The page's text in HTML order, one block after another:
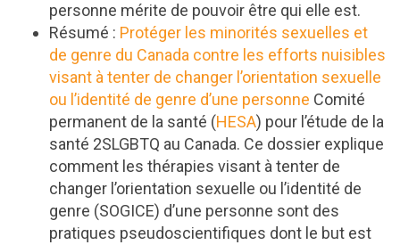
personne mérite de pouvoir être qui elle est.
Résumé : Protéger les minorités sexuelles et
de genre du Canada contre les efforts nuisibles
visant à tenter de changer l’orientation sexuelle
ou l’identité de genre d’une personne Comité
permanent de la santé (HESA) pour l’étude de la
santé 2SLGBTQ au Canada. Ce dossier explique
comment les thérapies visant à tenter de
changer l’orientation sexuelle ou l’identité de
genre (SOGICE) d’une personne sont des
pratiques pseudoscientifiques dont le but est